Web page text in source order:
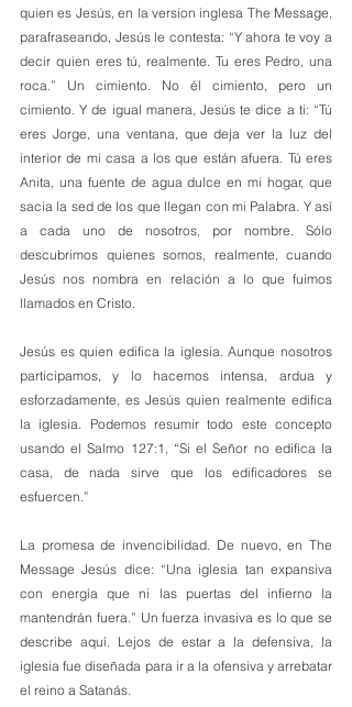
quien es Jesús, en la version inglesa The Message,
parafraseando, Jesús le contesta: “Y ahora te voy a
decir quien eres tú, realmente. Tu eres Pedro, una
roca.” Un cimiento. No él cimiento, pero un
cimiento. Y de igual manera, Jesús te dice a ti: “Tú
eres Jorge, una ventana, que deja ver la luz del
interior de mi casa a los que están afuera. Tú eres
Anita, una fuente de agua dulce en mi hogar, que
sacia la sed de los que llegan con mi Palabra. Y así
a cada uno de nosotros, por nombre. Sólo
descubrimos quienes somos, realmente, cuando
Jesús nos nombra en relación a lo que fuimos
llamados en Cristo.
Jesús es quien edifica la iglesia. Aunque nosotros
participamos, y lo hacemos intensa, ardua y
esforzadamente, es Jesús quien realmente edifica
la iglesia. Podemos resumir todo este concepto
usando el Salmo 127:1, “Si el Señor no edifica la
casa, de nada sirve que los edificadores se
esfuercen.”
La promesa de invencibilidad. De nuevo, en The
Message Jesús dice: “Una iglesia tan expansiva
con energía que ni las puertas del infierno la
mantendrán fuera.” Un fuerza invasiva es lo que se
describe aquí. Lejos de estar a la defensiva, la
iglesia fue diseñada para ir a la ofensiva y arrebatar
el reino a Satanás.